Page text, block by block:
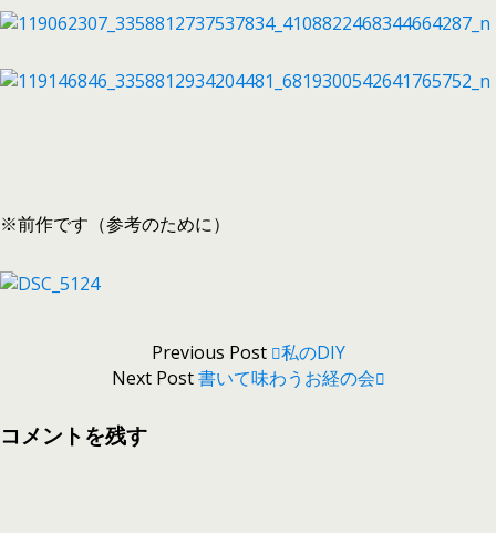
※前作です（参考のために）
Previous Post 私のDIY
Next Post書いて味わうお経の会
コメントを残す